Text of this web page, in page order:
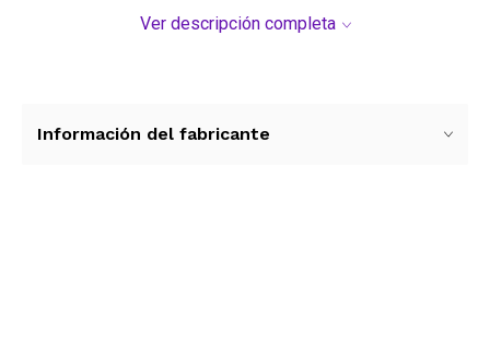
para adaptarse al estilo de tus accesorios
Este accesorio es ampliamente compatible con
Ver descripción completa
Información del fabricante